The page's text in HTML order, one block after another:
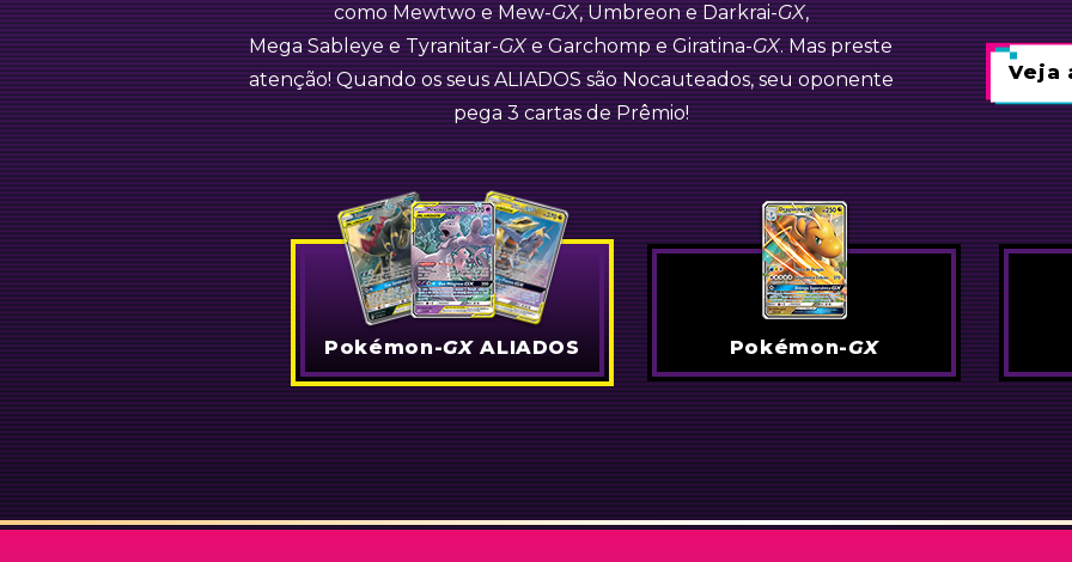
Veja
comoMewtwo e Mew-GX,Umbreon e Darkrai-GX,
Mega Sableye e Tyranitar-GXeGarchomp e Giratina-GX. Mas preste
atenção! Quando os seus ALIADOS são Nocauteados, seu oponente
pega 3 cartas de Prêmio!
Veja
Pokémon-GX
Veja
Pokémon-GXALIADOS Pokémon-GX